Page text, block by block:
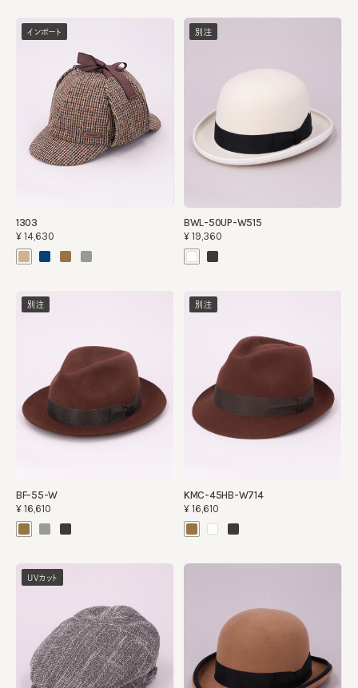
インポート
1303
¥14,630
別注
BWL-50UP-W515
¥19,360
別注
BF-55-W
¥16,610
別注
KMC-45HB-W714
¥16,610
UVカット